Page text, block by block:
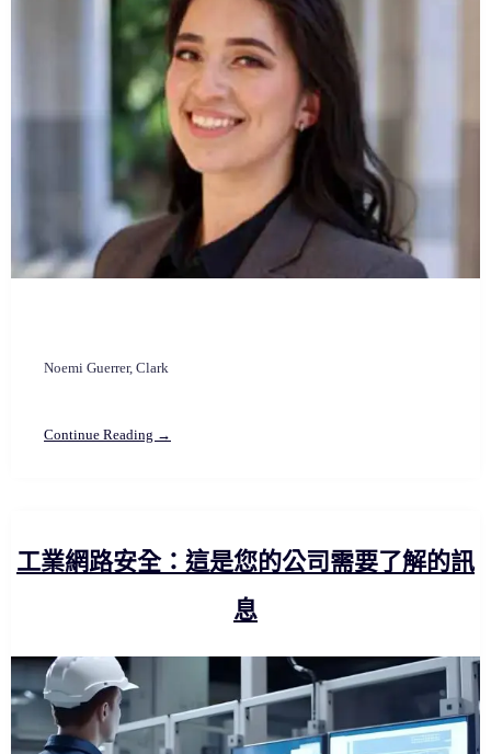
Noemi Guerrer, Clark
Continue Reading →
工業網路安全：這是您的公司需要了解的訊
息